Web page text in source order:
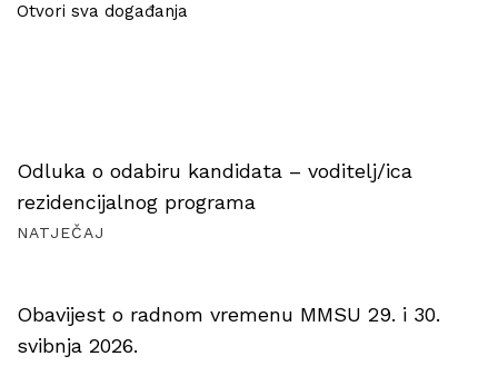
Otvori sva događanja
Odluka o odabiru kandidata – voditelj/ica
rezidencijalnog programa
NATJEČAJ
Obavijest o radnom vremenu MMSU 29. i 30.
svibnja 2026.